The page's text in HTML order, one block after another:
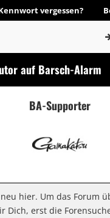
vergessen?
auf Barsch-Alarm
BA-Supporter
hier. Um das Forum
Dich, erst die